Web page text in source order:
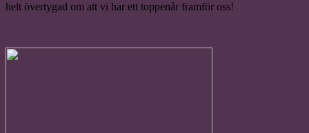
helt övertygad om att vi har ett toppenår framför oss!